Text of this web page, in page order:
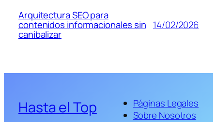
Arquitectura SEO para
contenidos informacionales sin
canibalizar
14/02/2026
Hasta el Top
Páginas Legales
Sobre Nosotros